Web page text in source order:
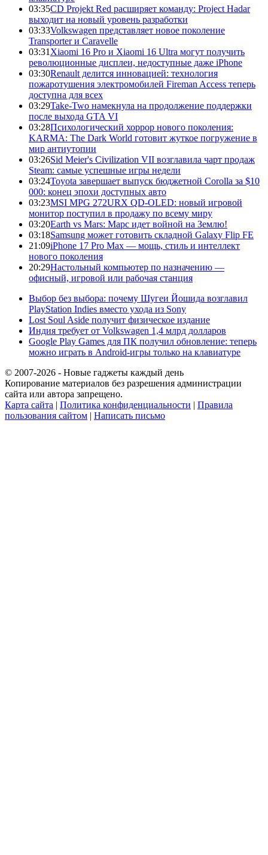
03:35CD Projekt Red расширяет команду: Project Hadar
выходит на новый уровень разработки
03:33Volkswagen представляет новое поколение
Transporter и Caravelle
03:31 Xiaomi 16 Pro и Xiaomi 16 Ultra могут получить
революционные дисплеи, недоступные даже iPhone
03:30Renault делится инновацией: технология
пожаротушения электромобилей Fireman Access теперь
доступна для всех
03:29Take-Two намекнула на продолжение поддержки
после выхода GTA VI
03:28Психологический хоррор нового поколения:
KARMA: The Dark World готовит жуткое погружение в
мир антиутопии
03:26Sid Meier's Civilization VII возглавила чарт продаж
Steam: самые успешные игры недели
03:24Toyota завершает выпуск бюджетной Corolla за $10
000: конец эпохи доступных авто
03:23MSI MPG 272URX QD-OLED: новый игровой
монитор поступил в продажу по всему миру
03:20Earth vs Mars: Марс идет войной на Землю!
03:18Samsung может готовить складной Galaxy Flip FE
21:09iPhone 17 Pro Max — мощь, стиль и интеллект
нового поколения
20:29Настольный компьютер по назначению —
офисный, игровой или рабочая станция
Выбор без выбора: почему Шугеи Йошида возглавил
PlayStation Indies вместо ухода из Sony
Lost Soul Aside получит физическое издание
Индия требует от Volkswagen 1,4 млрд долларов
Google Play Games для ПК получил обновление: теперь
можно играть в Android-игры только на клавиатуре
© 2007-2026 - Новые гаджеты каждый день
Копирование материалов без разрешения администрации
сайта или автора запрещено.
Карта сайта | Политика конфиденциальности | Правила
пользования сайтом | Написать письмо